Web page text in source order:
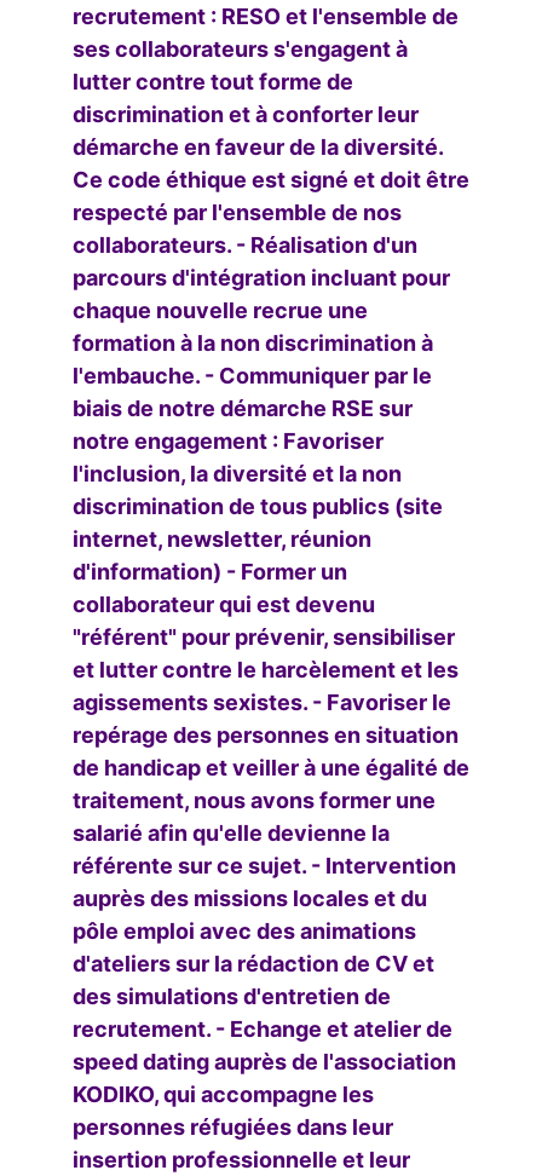
recrutement : RESO et l'ensemble de
ses collaborateurs s'engagent à
lutter contre tout forme de
discrimination et à conforter leur
démarche en faveur de la diversité.
Ce code éthique est signé et doit être
respecté par l'ensemble de nos
collaborateurs. - Réalisation d'un
parcours d'intégration incluant pour
chaque nouvelle recrue une
formation à la non discrimination à
l'embauche. - Communiquer par le
biais de notre démarche RSE sur
notre engagement : Favoriser
l'inclusion, la diversité et la non
discrimination de tous publics (site
internet, newsletter, réunion
d'information) - Former un
collaborateur qui est devenu
"référent" pour prévenir, sensibiliser
et lutter contre le harcèlement et les
agissements sexistes. - Favoriser le
repérage des personnes en situation
de handicap et veiller à une égalité de
traitement, nous avons former une
salarié afin qu'elle devienne la
référente sur ce sujet. - Intervention
auprès des missions locales et du
pôle emploi avec des animations
d'ateliers sur la rédaction de CV et
des simulations d'entretien de
recrutement. - Echange et atelier de
speed dating auprès de l'association
KODIKO, qui accompagne les
personnes réfugiées dans leur
insertion professionnelle et leur